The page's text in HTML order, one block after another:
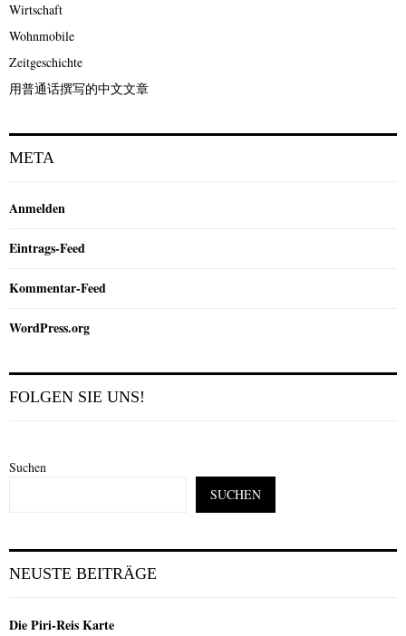
Wirtschaft
Wohnmobile
Zeitgeschichte
用普通话撰写的中文文章
META
Anmelden
Eintrags-Feed
Kommentar-Feed
WordPress.org
FOLGEN SIE UNS!
Suchen
SUCHEN
NEUSTE BEITRÄGE
Die Piri-Reis Karte